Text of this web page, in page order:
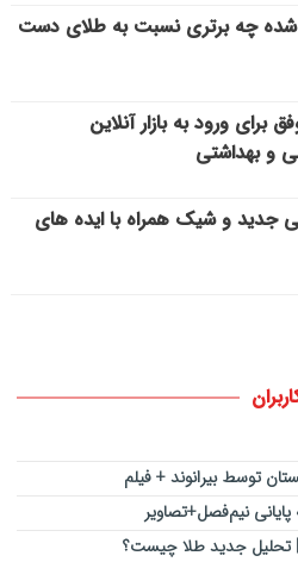
چه برتری نسبت به طلای دست
برای ورود به بازار آنلاین
و بهداشتی
جدید و شیک همراه با ایده های
توسط بیرانوند + فیلم
نیم‌فصل+تصاویر
| تحلیل جدید طلا چیست؟